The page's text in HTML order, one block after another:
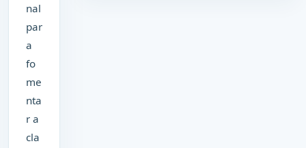
nal
par
a
fo
me
nta
r a
cla